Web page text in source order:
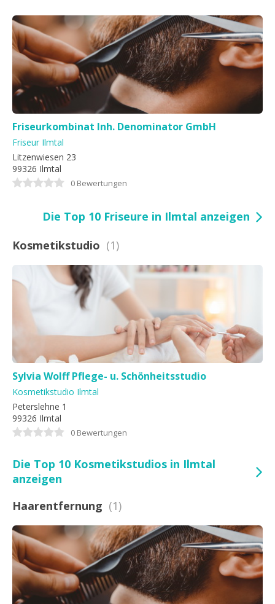
Friseurkombinat Inh. Denominator GmbH
Friseur Ilmtal
Litzenwiesen 23
99326 Ilmtal
0 Bewertungen
Die Top 10 Friseure in Ilmtal anzeigen
Kosmetikstudio (1)
Sylvia Wolff Pflege- u. Schönheitsstudio
Kosmetikstudio Ilmtal
Peterslehne 1
99326 Ilmtal
0 Bewertungen
Die Top 10 Kosmetikstudios in Ilmtal
anzeigen
Haarentfernung (1)